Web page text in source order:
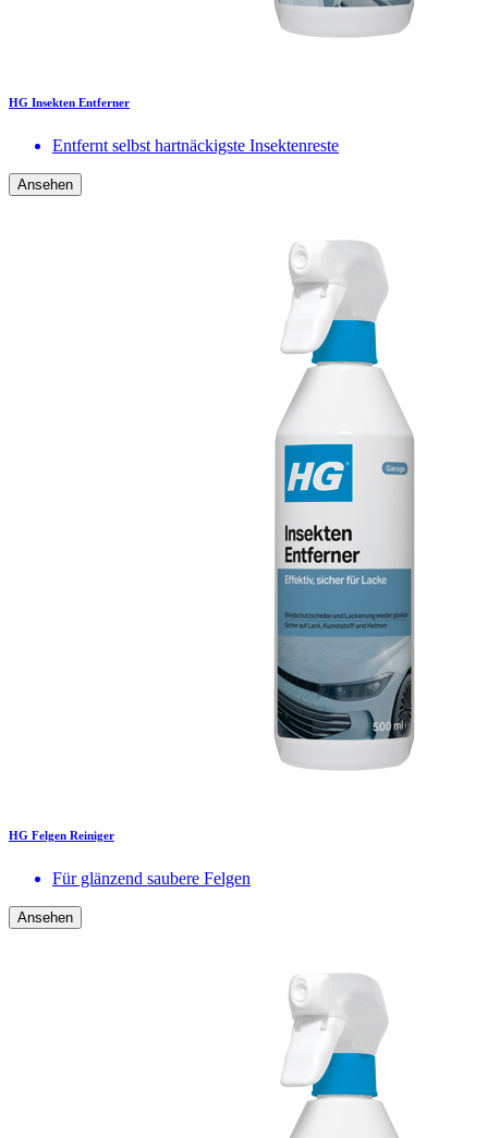
HG Insekten Entferner
Entfernt selbst hartnäckigste Insektenreste
Ansehen
HG Felgen Reiniger
Für glänzend saubere Felgen
Ansehen